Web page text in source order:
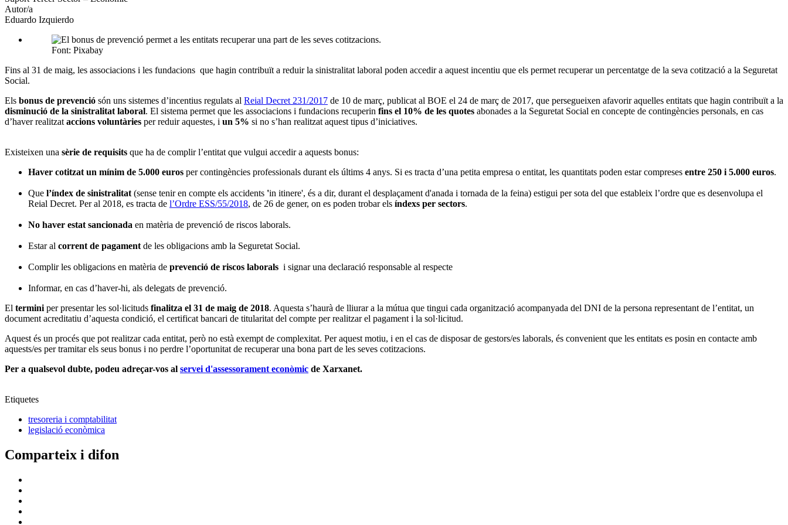
Autor/a
Eduardo Izquierdo
Font: Pixabay
Fins al 31 de maig, les associacions i les fundacions que hagin contribuït a reduir la sinistralitat laboral poden accedir a aquest incentiu que els permet recuperar un percentatge de la seva cotització a la Seguretat
Social.
Els bonus de prevenció són uns sistemes d’incentius regulats al Reial Decret 231/2017 de 10 de març, publicat al BOE el 24 de març de 2017, que persegueixen afavorir aquelles entitats que hagin contribuït a la
disminució de la sinistralitat laboral. El sistema permet que les associacions i fundacions recuperin fins el 10% de les quotes abonades a la Seguretat Social en concepte de contingències personals, en cas
d’haver realitzataccions voluntàries per reduir aquestes, i un 5% si no s’han realitzat aquest tipus d’iniciatives.
Existeixen una sèrie de requisits que ha de complir l’entitat que vulgui accedir a aquests bonus:
Haver cotitzat un mínim de 5.000 euros per contingències professionals durant els últims 4 anys. Si es tracta d’una petita empresa o entitat, les quantitats poden estar compreses entre 250 i 5.000 euros.
Que l’índex de sinistralitat(sense tenir en compte els accidents 'in itinere', és a dir, durant el desplaçament d'anada i tornada de la feina) estigui per sota del que estableix l’ordre que es desenvolupa el
Reial Decret. Per al 2018, es tracta de l’Ordre ESS/55/2018, de 26 de gener, on es poden trobar els índexs per sectors.
No haver estat sancionada en matèria de prevenció de riscos laborals.
Estar al corrent de pagamentde les obligacions amb la Seguretat Social.
Complir les obligacions en matèria de prevenció de riscos laborals i signar una declaració responsable al respecte
Informar, en cas d’haver-hi, als delegats de prevenció.
El terminiper presentar les sol·licituds finalitza el 31 de maig de 2018. Aquesta s’haurà de lliurar a la mútua que tingui cada organització acompanyada del DNI de la persona representant de l’entitat, un
document acreditatiu d’aquesta condició, el certificat bancari de titularitat del compte per realitzar el pagament i la sol·licitud.
Aquest és un procés que pot realitzar cada entitat, però no està exempt de complexitat. Per aquest motiu, i en el cas de disposar de gestors/es laborals, és convenient que les entitats es posin en contacte amb
aquests/es per tramitar els seus bonus i no perdre l’oportunitat de recuperar una bona part de les seves cotitzacions.
Per a qualsevol dubte, podeu adreçar-vos al servei d'assessorament econòmic de Xarxanet.
Etiquetes
tresoreria i comptabilitat
legislació econòmica
Comparteix i difon